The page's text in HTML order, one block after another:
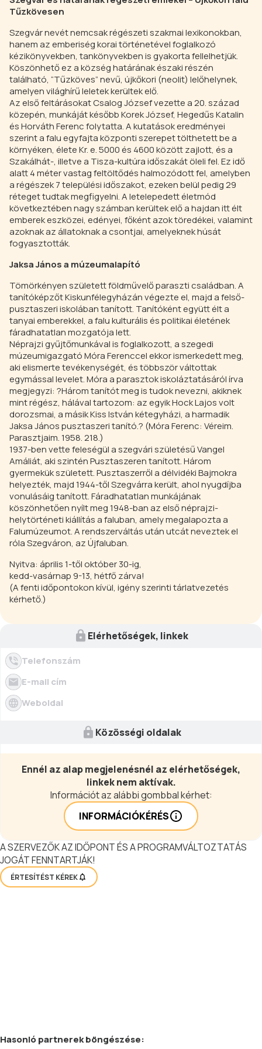
Tűzkövesen
Szegvár nevét nemcsak régészeti szakmai lexikonokban,
hanem az emberiség korai történetével foglalkozó
kézikönyvekben, tankönyvekben is gyakorta fellelhetjük.
Köszönhető ez a község határának északi részén
található, “Tűzköves” nevű, újkőkori (neolit) lelőhelynek,
amelyen világhírű leletek kerültek elő.
Az első feltárásokat Csalog József vezette a 20. század
közepén, munkáját később Korek József, Hegedűs Katalin
és Horváth Ferenc folytatta. A kutatások eredményei
szerint a falu egyfajta központi szerepet tölthetett be a
környéken, élete Kr. e. 5000 és 4600 között zajlott, és a
Szakálhát-, illetve a Tisza-kultúra időszakát öleli fel. Ez idő
alatt 4 méter vastag feltöltődés halmozódott fel, amelyben
a régészek 7 települési időszakot, ezeken belül pedig 29
réteget tudtak megfigyelni. A letelepedett életmód
következtében nagy számban kerültek elő a hajdan itt élt
emberek eszközei, edényei, főként azok töredékei, valamint
azoknak az állatoknak a csontjai, amelyeknek húsát
fogyasztották.
Jaksa János a múzeumalapító
Tömörkényen született földművelő paraszti családban. A
tanítóképzőt Kiskunfélegyházán végezte el, majd a felső-
pusztaszeri iskolában tanított. Tanítóként együtt élt a
tanyai emberekkel, a falu kulturális és politikai életének
fáradhatatlan mozgatója lett.
Néprajzi gyűjtőmunkával is foglalkozott, a szegedi
múzeumigazgató Móra Ferenccel ekkor ismerkedett meg,
aki elismerte tevékenységét, és többször váltottak
egymással levelet. Móra a parasztok iskoláztatásáról írva
megjegyzi: ?Három tanítót meg is tudok nevezni, akiknek
mint régész, hálával tartozom: az egyik Hock Lajos volt
dorozsmai, a másik Kiss István kétegyházi, a harmadik
Jaksa János pusztaszeri tanító.? (Móra Ferenc: Véreim.
Parasztjaim. 1958. 218.)
1937-ben vette feleségül a szegvári születésű Vangel
Amáliát, aki szintén Pusztaszeren tanított. Három
gyermekük született. Pusztaszerről a délvidéki Bajmokra
helyezték, majd 1944-től Szegvárra került, ahol nyugdíjba
vonulásáig tanított. Fáradhatatlan munkájának
köszönhetően nyílt meg 1948-ban az első néprajzi-
helytörténeti kiállítás a faluban, amely megalapozta a
Falumúzeumot. A rendszerváltás után utcát neveztek el
róla Szegváron, az Újfaluban.
Nyitva: április 1-től október 30-ig,
kedd-vasárnap 9-13, hétfő zárva!
(A fenti időpontokon kívül, igény szerinti tárlatvezetés
kérhető.)
Elérhetőségek, linkek
Telefonszám
E-mail cím
Weboldal
Közösségi oldalak
Ennél az alap megjelenésnél az elérhetőségek,
linkek nem aktívak.
Információt az alábbi gombbal kérhet:
INFORMÁCIÓKÉRÉS
A SZERVEZŐK AZ IDŐPONT ÉS A PROGRAMVÁLTOZTATÁS
JOGÁT FENNTARTJÁK!
ÉRTESÍTÉST KÉREK
Hasonló partnerekböngészése: